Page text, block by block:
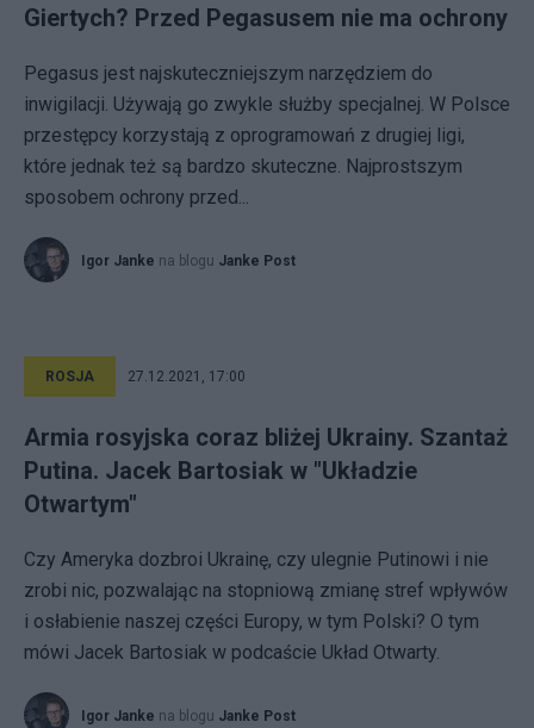
Giertych? Przed Pegasusem nie ma ochrony
Pegasus jest najskuteczniejszym narzędziem do
inwigilacji. Używają go zwykle służby specjalnej. W Polsce
przestępcy korzystają z oprogramowań z drugiej ligi,
które jednak też są bardzo skuteczne. Najprostszym
sposobem ochrony przed...
Igor Janke na blogu Janke Post
ROSJA 27.12.2021, 17:00
Armia rosyjska coraz bliżej Ukrainy. Szantaż
Putina. Jacek Bartosiak w "Układzie
Otwartym"
Czy Ameryka dozbroi Ukrainę, czy ulegnie Putinowi i nie
zrobi nic, pozwalając na stopniową zmianę stref wpływów
i osłabienie naszej części Europy, w tym Polski? O tym
mówi Jacek Bartosiak w podcaście Układ Otwarty.
Igor Janke na blogu Janke Post